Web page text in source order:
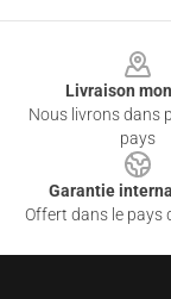
Livraison
Nous livrons dans
pays
Garantie
Offert dans le pays